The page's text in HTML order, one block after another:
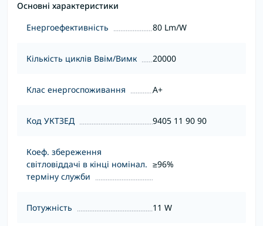
Основні характеристики
Енергоефективність
80 Lm/W
Кількість циклів Ввім/Вимк 20000
Клас енергоспоживання А+
Код УКТЗЕД 9405 11 90 90
Коеф. збереження
світловіддачі в кінці номінал.
терміну служби
≥96%
Потужність 11 W